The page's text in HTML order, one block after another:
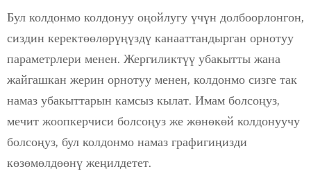
Бул колдонмо колдонуу оңойлугу үчүн долбоорлонгон,
сиздин керектөөлөрүңүздү канааттандырган орнотуу
параметрлери менен. Жергиликтүү убакытты жана
жайгашкан жерин орнотуу менен, колдонмо сизге так
намаз убакыттарын камсыз кылат. Имам болсоңуз,
мечит жоопкерчиси болсоңуз же жөнөкөй колдонуучу
болсоңуз, бул колдонмо намаз графигиңизди
көзөмөлдөөнү жеңилдетет.